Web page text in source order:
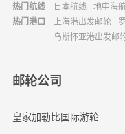
热门航线
日本航线 地中海
热门港口
上海港出发邮轮
乌斯怀亚港出发邮
邮轮公司
皇家加勒比国际游轮